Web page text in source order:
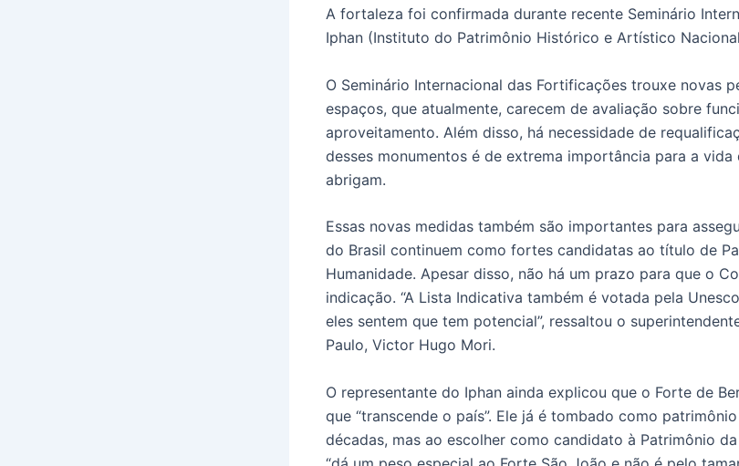
A fortaleza foi confirmada durante recente Seminário
Iphan (Instituto do Patrimônio Histórico e Artístico
O Seminário Internacional das Fortificações trouxe novas
espaços, que atualmente, carecem de avaliação sobre
aproveitamento. Além disso, há necessidade de
desses monumentos é de extrema importância para a vida
abrigam.
Essas novas medidas também são importantes para
do Brasil continuem como fortes candidatas ao título de
Humanidade. Apesar disso, não há um prazo para que o
indicação. “A Lista Indicativa também é votada pela
eles sentem que tem potencial”, ressaltou o
Paulo, Victor Hugo Mori.
O representante do Iphan ainda explicou que o Forte de
que “transcende o país”. Ele já é tombado como
décadas, mas ao escolher como candidato à Patrimônio